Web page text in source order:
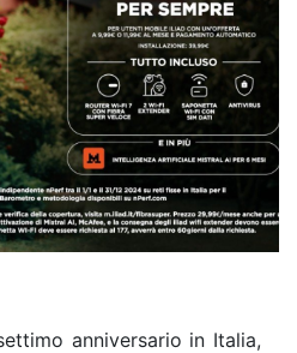
anniversario in Italia,